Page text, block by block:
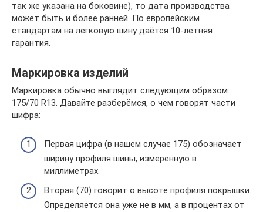
так же указана на боковине), то дата производства
может быть и более ранней. По европейским
стандартам на легковую шину даётся 10-летняя
гарантия.
Маркировка изделий
Маркировка обычно выглядит следующим образом:
175/70 R13. Давайте разберёмся, о чем говорят части
шифра:
Первая цифра (в нашем случае 175) обозначает
ширину профиля шины, измеренную в
миллиметрах.
Вторая (70) говорит о высоте профиля покрышки.
Определяется она уже не в мм, а в процентах от